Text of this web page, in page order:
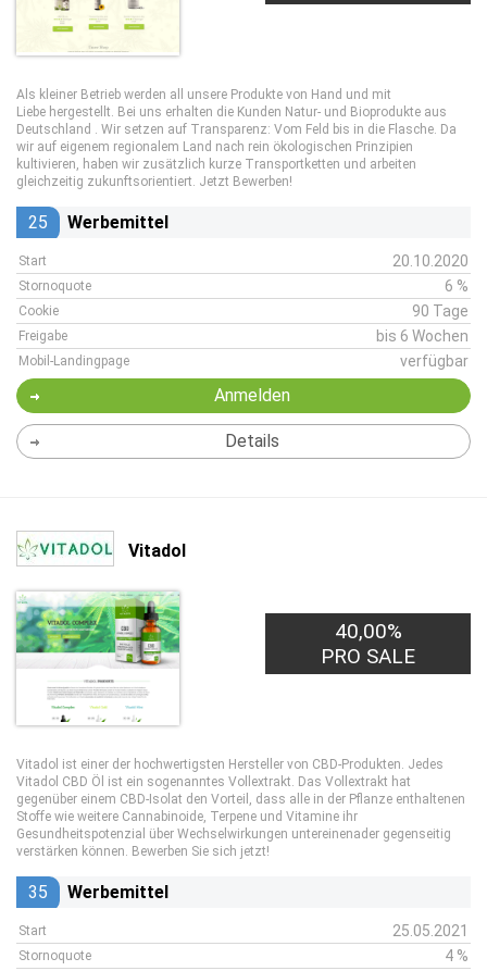
Als kleiner Betrieb werden all unsere Produkte von Hand und mit
Liebe hergestellt. Bei uns erhalten die Kunden Natur- und Bioprodukte aus
Deutschland . Wir setzen auf Transparenz: Vom Feld bis in die Flasche. Da
wir auf eigenem regionalem Land nach rein ökologischen Prinzipien
kultivieren, haben wir zusätzlich kurze Transportketten und arbeiten
gleichzeitig zukunftsorientiert. Jetzt Bewerben!
25 Werbemittel
Start 20.10.2020
Stornoquote 6 %
Cookie 90 Tage
Freigabe bis 6 Wochen
Mobil-Landingpage verfügbar
Anmelden
Details
Vitadol
40,00%
PRO SALE
Vitadol ist einer der hochwertigsten Hersteller von CBD-Produkten. Jedes
Vitadol CBD Öl ist ein sogenanntes Vollextrakt. Das Vollextrakt hat
gegenüber einem CBD-Isolat den Vorteil, dass alle in der Pflanze enthaltenen
Stoffe wie weitere Cannabinoide, Terpene und Vitamine ihr
Gesundheitspotenzial über Wechselwirkungen untereinenader gegenseitig
verstärken können. Bewerben Sie sich jetzt!
35 Werbemittel
Start 25.05.2021
Stornoquote 4 %